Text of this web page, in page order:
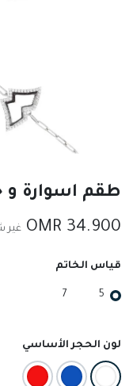
طقم اسوارة و
34.900
غير
قياس الخاتم
5
7
لون الحجر الأساسي